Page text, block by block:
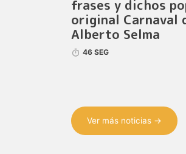
frases y dichos
original Carnaval
Alberto Selma
46 SEG
Ver más noticias →